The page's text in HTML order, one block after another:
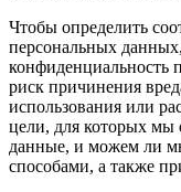
Чтобы определить
персональных
конфиденциальность
риск причинения
использования или
цели, для которых мы
данные, и можем ли
способами, а также